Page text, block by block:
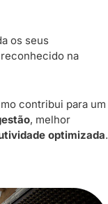
os seus
na
contribui para um
, melhor
optimizada.